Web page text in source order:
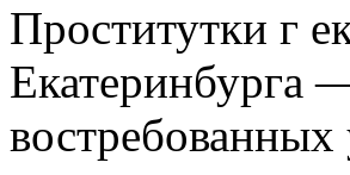
Прoститутки г
Екатеринбурга